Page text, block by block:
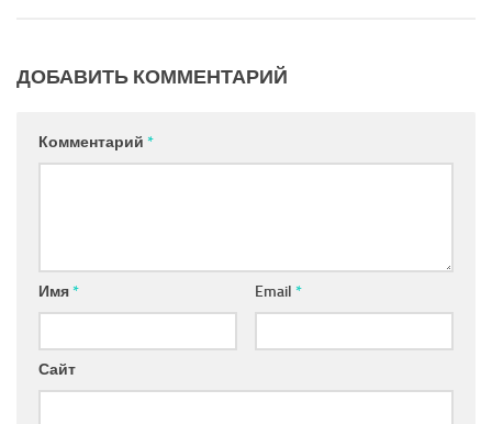
ДОБАВИТЬ КОММЕНТАРИЙ
Комментарий *
Имя* Email *
Сайт